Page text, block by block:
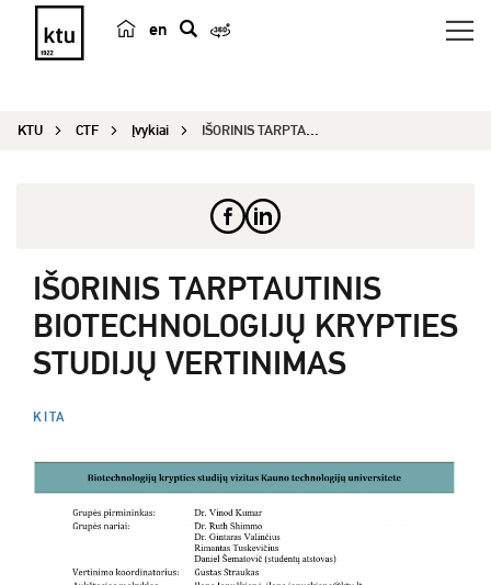
en
e
KTU CTF Įvykiai IŠORINIS TARPTAUTINIS BIOTECHNOLOGIJŲ KRYPTIES S...
IŠORINIS TARPTAUTINIS
BIOTECHNOLOGIJŲ KRYPTIES
STUDIJŲ VERTINIMAS
KITA